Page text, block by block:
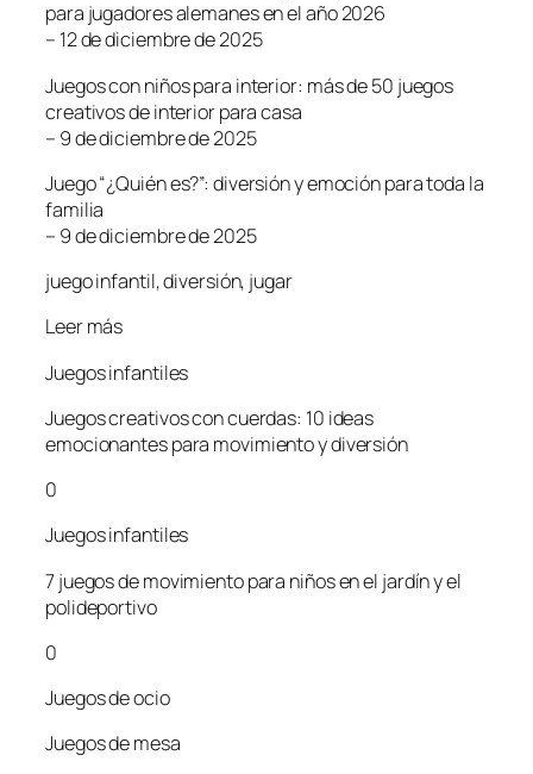
para jugadores alemanes en el año 2026
– 12 de diciembre de 2025
Juegos con niños para interior: más de 50 juegos
creativos de interior para casa
– 9 de diciembre de 2025
Juego “¿Quién es?”: diversión y emoción para toda la
familia
– 9 de diciembre de 2025
juego infantil, diversión, jugar
Leer más
Juegos infantiles
Juegos creativos con cuerdas: 10 ideas
emocionantes para movimiento y diversión
0
Juegos infantiles
7 juegos de movimiento para niños en el jardín y el
polideportivo
0
Juegos de ocio
Juegos de mesa